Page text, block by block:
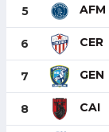
5 AFM
6 CER
7 GEN
8 CAI